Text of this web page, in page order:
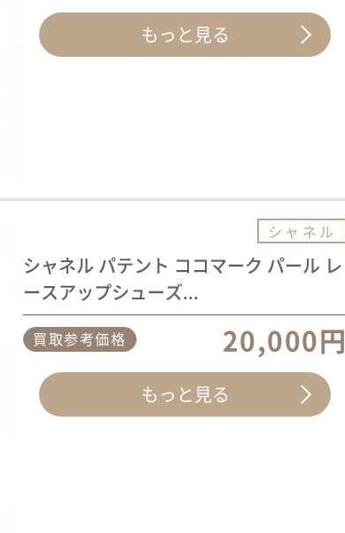
もっと見る
シャネル
シャネル パテント ココマーク パール レ
ースアップシューズ...
買取参考価格 20,000円
もっと見る